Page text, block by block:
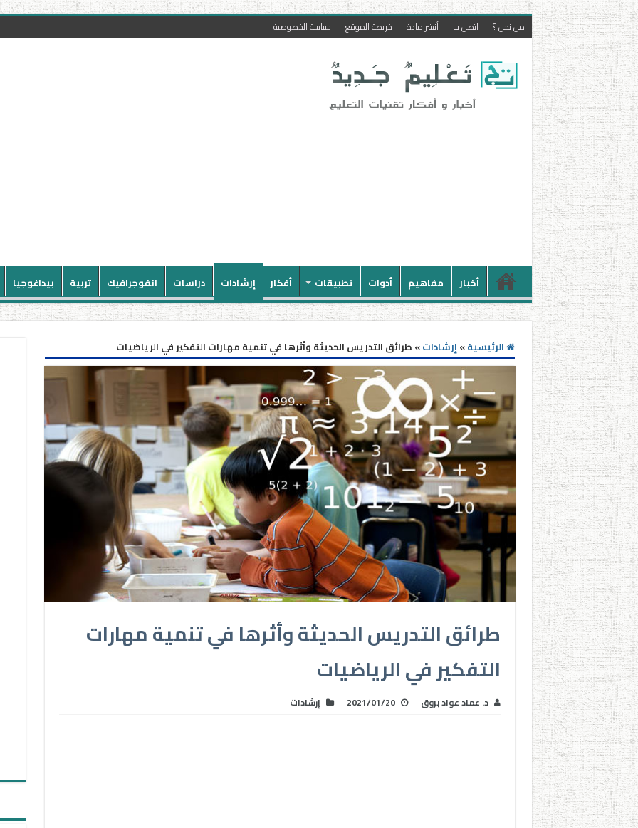
من نحن ؟ اتصل بنا أنشر مادة خريطة الموقع سياسة الخصوصية
أخبار مفاهيم أدوات تطبيقات أفكار إرشادات دراسات انفوجرافيك تربية بيداغوجيا
الرئيسية» إرشادات» طرائق التدريس الحديثة وأثرها في تنمية مهارات التفكير في الرياضيات
طرائق التدريس الحديثة وأثرها في تنمية مهارات
التفكير في الرياضيات
د. عماد عواد بروق 2021/01/20 إرشادات